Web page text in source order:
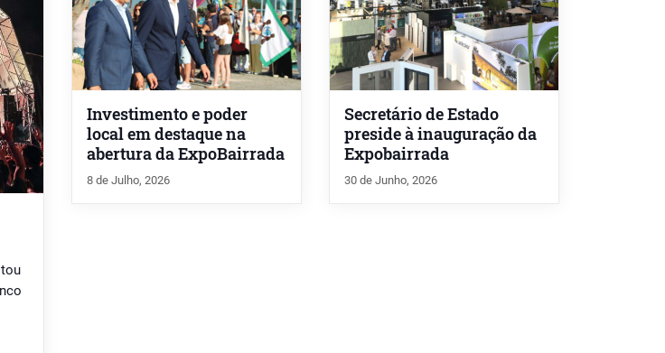
Investimento e poder
local em destaque na
abertura da ExpoBairrada
8 de Julho, 2026
Secretário de Estado
preside à inauguração da
Expobairrada
30 de Junho, 2026